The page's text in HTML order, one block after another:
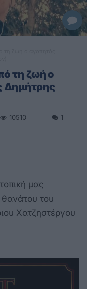
τη ζωή ο
Δημήτρης
10510 1
μας
θανάτου του
Χατζηστέργου